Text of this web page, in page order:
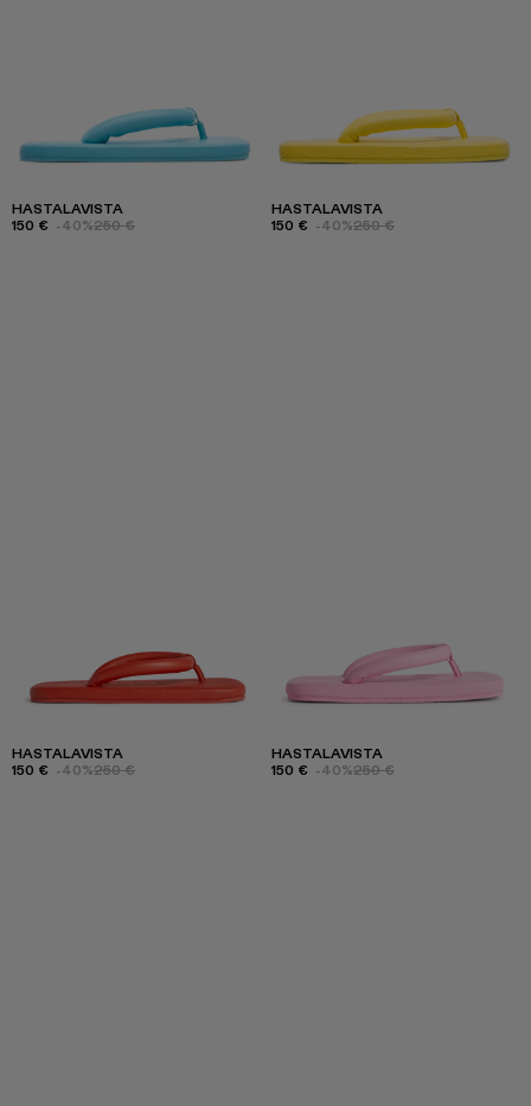
HASTALAVISTA
150 € -40%250 €
HASTALAVISTA
150 € -40%250 €
HASTALAVISTA
150 € -40%250 €
HASTALAVISTA
150 € -40%250 €